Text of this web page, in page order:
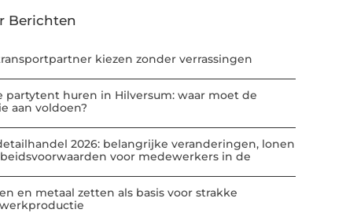
Berichten
kiezen zonder verrassingen
partytent huren in Hilversum: waar moet de
aan voldoen?
2026: belangrijke veranderingen, lonen
voor medewerkers in de
en metaal zetten als basis voor strakke